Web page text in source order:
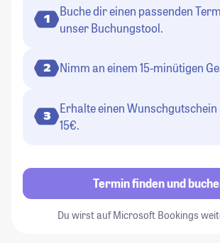
1
Buche dir einen passenden
unser Buchungstool.
2 Nimm an einem 15-minütigen
3
Erhalte einen
15€.
Termin finden und
Du wirst auf Microsoft Bookings